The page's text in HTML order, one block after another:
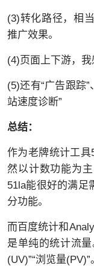
(3)转化路径，相
推广效果。
(4)页面上下游，我
(5)还有“广告跟踪”
站速度诊断”
总结：
作为老牌统计工
然以计数功能为
51la能很好的满足
分功能。
而百度统计和
是单纯的统计流
(UV)”“浏览量(PV)”